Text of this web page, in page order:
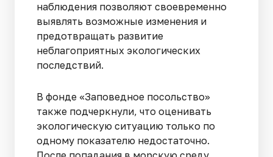
наблюдения позволяют своевременно
выявлять возможные изменения и
предотвращать развитие
неблагоприятных экологических
последствий.
В фонде «Заповедное посольство»
также подчеркнули, что оценивать
экологическую ситуацию только по
одному показателю недостаточно.